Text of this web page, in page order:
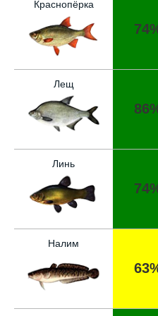
Краснопёрка
Лещ
Линь
Налим
Уже второй раз
всегда помогает
Скептически
рыболова после
вылазок, верить
Спасибо за
отлично, уловил
Сегодняшний
хорошего, ни
Поймал всего пару
несмотря на
вопросом его
Начал
на больше